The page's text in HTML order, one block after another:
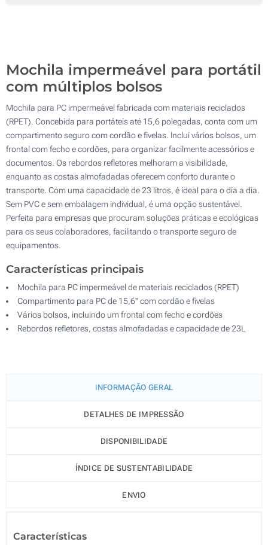
Mochila impermeável para portátil
com múltiplos bolsos
Mochila para PC impermeável fabricada com materiais reciclados
(RPET). Concebida para portáteis até 15,6 polegadas, conta com um
compartimento seguro com cordão e fivelas. Inclui vários bolsos, um
frontal com fecho e cordões, para organizar facilmente acessórios e
documentos. Os rebordos refletores melhoram a visibilidade,
enquanto as costas almofadadas oferecem conforto durante o
transporte. Com uma capacidade de 23 litros, é ideal para o dia a dia.
Sem PVC e sem embalagem individual, é uma opção sustentável.
Perfeita para empresas que procuram soluções práticas e ecológicas
para os seus colaboradores, facilitando o transporte seguro de
equipamentos.
Características principais
Mochila para PC impermeável de materiais reciclados (RPET)
Compartimento para PC de 15,6'' com cordão e fivelas
Vários bolsos, incluindo um frontal com fecho e cordões
Rebordos refletores, costas almofadadas e capacidade de 23L
INFORMAÇÃO GERAL
DETALHES DE IMPRESSÃO
DISPONIBILIDADE
ÍNDICE DE SUSTENTABILIDADE
ENVIO
Características